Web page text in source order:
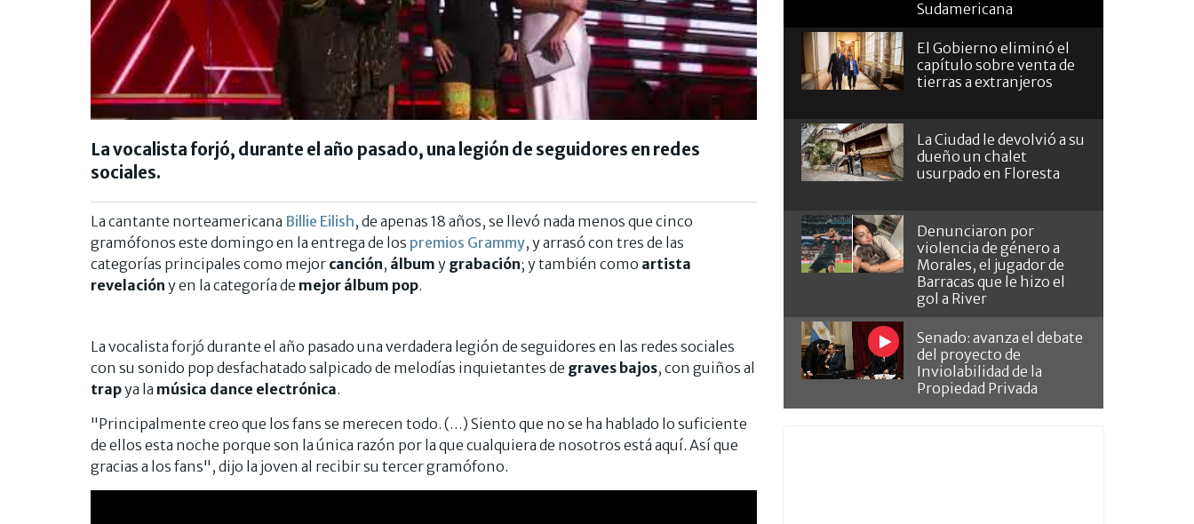
La vocalista forjó, durante el año pasado, una legión de seguidores en redes
sociales.
La cantante norteamericana Billie Eilish, de apenas 18 años, se llevó nada menos que cinco
gramófonos este domingo en la entrega de los premios Grammy, y arrasó con tres de las
categorías principales como mejor canción, álbum y grabación; y también como artista
revelación y en la categoría de mejor álbum pop.
La vocalista forjó durante el año pasado una verdadera legión de seguidores en las redes sociales
con su sonido pop desfachatado salpicado de melodías inquietantes de graves bajos, con guiños al
trapya la música dance electrónica.
"Principalmente creo que los fans se merecen todo. (…) Siento que no se ha hablado lo suficiente
de ellos esta noche porque son la única razón por la que cualquiera de nosotros está aquí. Así que
gracias a los fans", dijo la joven al recibir su tercer gramófono.
Sudamericana
El Gobierno eliminó el
capítulo sobre venta de
tierras a extranjeros
La Ciudad le devolvió a su
dueño un chalet
usurpado en Floresta
Denunciaron por
violencia de género a
Morales, el jugador de
Barracas que le hizo el
gol a River
Senado: avanza el debate
del proyecto de
Inviolabilidad de la
Propiedad Privada